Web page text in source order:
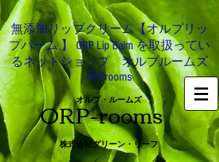
無添加リップクリーム【オルプリッ
プバーム 】 ORP Lip Balm を取扱ってい
るネットショップ オルプルームズ
ORProoms
ORP-rooms
オルプ・ルームズ
株式会社グリーン・リーフ